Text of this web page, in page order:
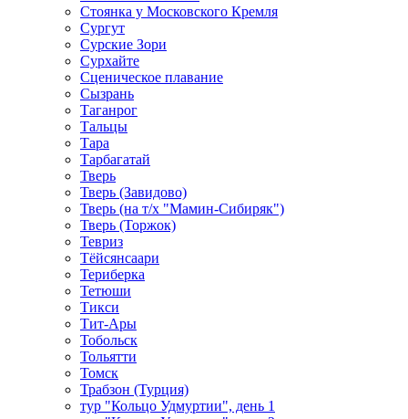
Стоянка у Московского Кремля
Сургут
Сурские Зори
Сурхайте
Сценическое плавание
Сызрань
Таганрог
Тальцы
Тара
Тарбагатай
Тверь
Тверь (Завидово)
Тверь (на т/х "Мамин-Сибиряк")
Тверь (Торжок)
Тевриз
Тёйсянсаари
Териберка
Тетюши
Тикси
Тит-Ары
Тобольск
Тольятти
Томск
Трабзон (Турция)
тур "Кольцо Удмуртии", день 1